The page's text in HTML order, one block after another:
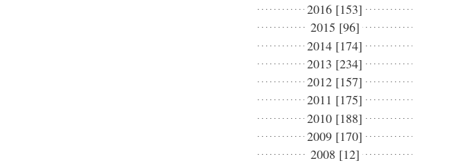
2016 [153]
2015 [96]
2014 [174]
2013 [234]
2012 [157]
2011 [175]
2010 [188]
2009 [170]
2008 [12]